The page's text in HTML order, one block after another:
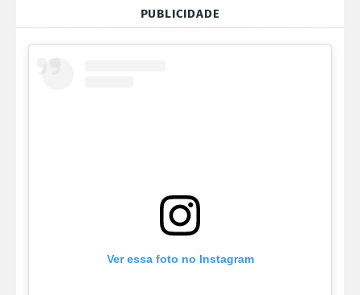
PUBLICIDADE
Ver essa foto no Instagram